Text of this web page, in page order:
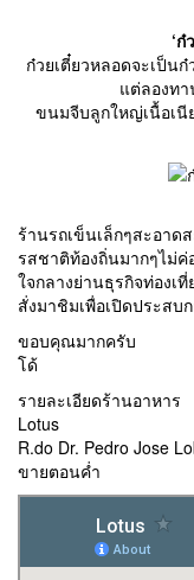
‘
ก๋วยเตี๋ยวหลอดจะเป็น
แต่ลองท
ขนมจีบลูกใหญ่เนื้อเ
ร้านรถเข็นเล็กๆสะอาด
รสชาติท้องถิ่นมากๆไม่
ใจกลางย่านธุรกิจท่องเ
สั่งมาชิมเพื่อเปิดประส
ขอบคุณมากครับ
โด้
รายละเอียดร้านอาหาร
Lotus
R.do Dr. Pedro Jose
ขายตอนค่ำ